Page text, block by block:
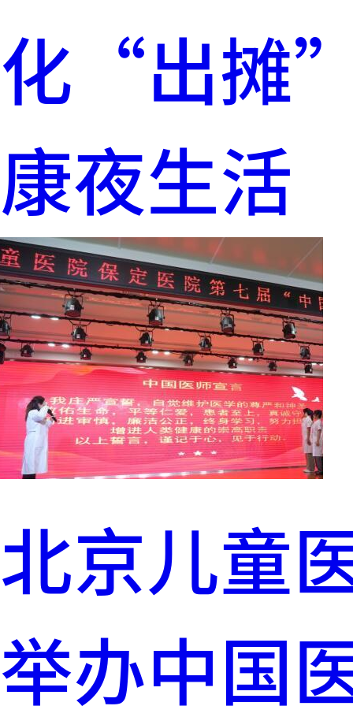
化“出摊”
康夜生活
北京儿童
举办中国